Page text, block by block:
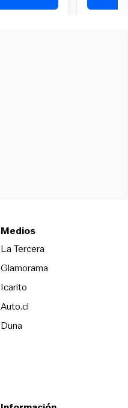
Medios
La TerceraOpens in new
Glamorama
Icarito
Auto.cl
DunaOpens in new window